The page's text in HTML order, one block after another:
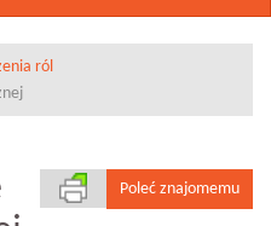
ról
Poleć znajomemu